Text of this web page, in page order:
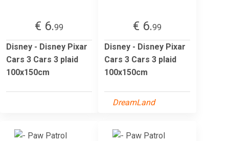
€ 6.99
Disney - Disney Pixar
Cars 3 Cars 3 plaid
100x150cm
€ 6.99
Disney - Disney Pixar
Cars 3 Cars 3 plaid
100x150cm
DreamLand